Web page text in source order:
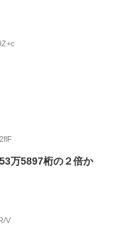
万5897桁の２倍か
V